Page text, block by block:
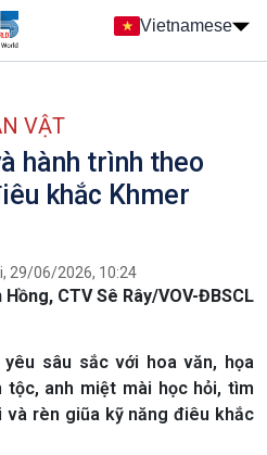
Vietnamese
VẬT
hành trình theo
khắc Khmer
29/06/2026, 10:24
CTV Sê Rây/VOV-ĐBSCL
yêu sâu sắc với hoa văn, họa
anh miệt mài học hỏi, tìm
và rèn giũa kỹ năng điêu khắc